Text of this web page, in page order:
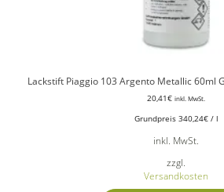
Lackstift Piaggio 103 Argento Metallic 60ml
20,41€ inkl. MwSt.
Grundpreis 340,24€/ l
inkl. MwSt.
zzgl.
Versandkosten